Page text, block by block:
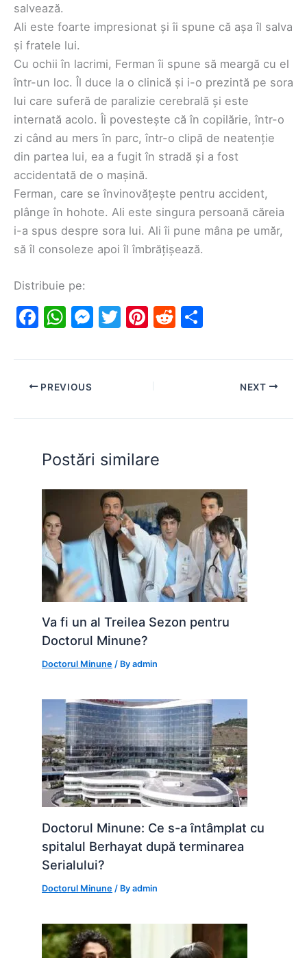
salvează.
Ali este foarte impresionat și îi spune că așa îl salva
și fratele lui.
Cu ochii în lacrimi, Ferman îi spune să meargă cu el
într-un loc. Îl duce la o clinică și i-o prezintă pe sora
lui care suferă de paralizie cerebrală și este
internată acolo. Îi povestește că în copilărie, într-o
zi când au mers în parc, într-o clipă de neatenție
din partea lui, ea a fugit în stradă și a fost
accidentată de o mașină.
Ferman, care se învinovățește pentru accident,
plânge în hohote. Ali este singura persoană căreia
i-a spus despre sora lui. Ali îi pune mâna pe umăr,
să îl consoleze apoi îl îmbrățișează.
Distribuie pe:
F
c
e
o
o
k
W
at
s
p
p
M
s
n
g
er
T
itt
Pi
er
e
R
d ar
PREVIOUS NEXT
Postări similare
Va fi un al Treilea Sezon pentru
Doctorul Minune?
Doctorul Minune / Byadmin
Doctorul Minune: Ce s-a întâmplat cu
spitalul Berhayat după terminarea
Serialului?
Doctorul Minune / Byadmin